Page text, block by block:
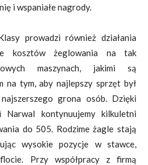
i wspaniałe nagrody.
prowadzi również działania
kosztów żeglowania na tak
maszynach, jakimi są
na tym, aby najlepszy sprzęt był
grona osób. Dzięki
Narwal kontynuujemy kilkuletni
do 505. Rodzime żagle stają
wysokie pozycje w stawce,
Przy współpracy z firmą